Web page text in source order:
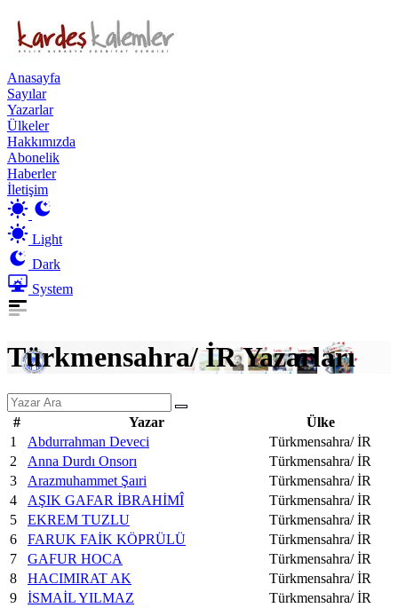
Anasayfa
Sayılar
Yazarlar
Ülkeler
Hakkımızda
Abonelik
Haberler
İletişim
Light
Dark
System
Türkmensahra/ İR Yazarları
# Yazar
Ülke
1
Abdurrahman Deveci
Türkmensahra/ İR
2
Anna Durdı Onsorı
Türkmensahra/ İR
3
Arazmuhammet Şaıri
Türkmensahra/ İR
4
AŞIK GAFAR İBRAHİMÎ
Türkmensahra/ İR
5
EKREM TUZLU
Türkmensahra/ İR
6
FARUK FAİK KÖPRÜLÜ
Türkmensahra/ İR
7
GAFUR HOCA
Türkmensahra/ İR
8
HACIMIRAT AK
Türkmensahra/ İR
9
İSMAİL YILMAZ
Türkmensahra/ İR